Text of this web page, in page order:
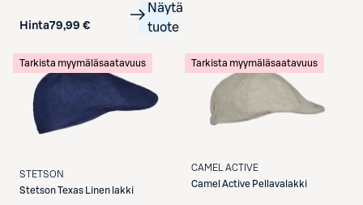
Hinta79,99 €
Näytä
tuote
Tarkista myymäläsaatavuus
STETSON
StetsonTexas Linen lakki
Tarkista myymäläsaatavuus
CAMEL ACTIVE
Camel Active Pellavalakki